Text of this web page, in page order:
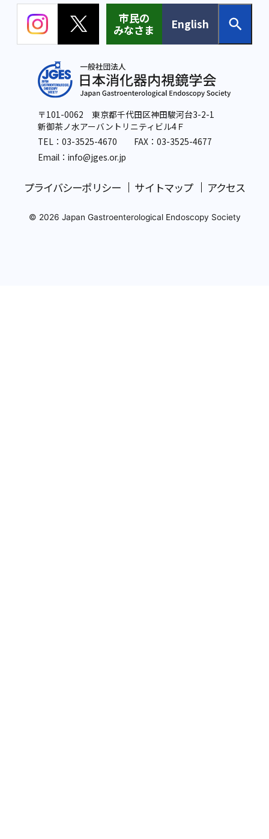
市民の
みなさま
English
〒101-0062 東京都千代田区神田駿河台3-2-1
新御茶ノ水アーバントリニティビル4Ｆ
TEL：03-3525-4670 FAX：03-3525-4677
Email：info@jges.or.jp
プライバシーポリシー サイトマップ アクセス
© 2026 Japan Gastroenterological Endoscopy Society